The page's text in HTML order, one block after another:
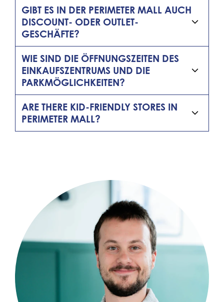
GIBT ES IN DER PERIMETER MALL AUCH
DISCOUNT- ODER OUTLET-
GESCHÄFTE?
WIE SIND DIE ÖFFNUNGSZEITEN DES
EINKAUFSZENTRUMS UND DIE
PARKMÖGLICHKEITEN?
ARE THERE KID-FRIENDLY STORES IN
PERIMETER MALL?